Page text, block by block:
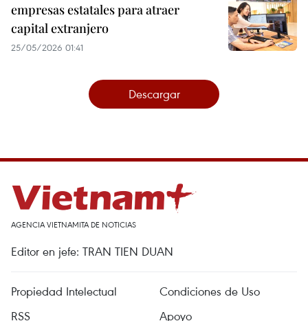
empresas estatales para atraer
capital extranjero
25/05/2026 01:41
Descargar
AGENCIA VIETNAMITA DE NOTICIAS
Editor en jefe: TRAN TIEN DUAN
Propiedad Intelectual
Condiciones de Uso
RSS
Apoyo